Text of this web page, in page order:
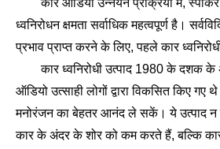
कार ऑडियो उन्नयन प्रक्रिया में,
ध्वनिरोधन क्षमता सर्वाधिक महत्वपूर्ण है।
प्रभाव प्राप्त करने के लिए, पहले कार
कार ध्वनिरोधी उत्पाद 1980 के दशक के
ऑडियो उत्साही लोगों द्वारा विकसित किए
मनोरंजन का बेहतर आनंद ले सकें। ये उत्पाद न
कार के अंदर के शोर को कम करते हैं, बल्कि